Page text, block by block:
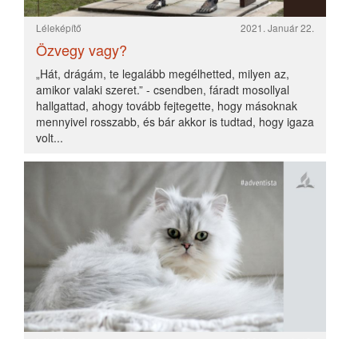
2021. Január 18.
A látszat néha csal
Gombaszedés szezonja volt. Fiatal pár szívesen sétált
az erdőben és örömmel szedték a friss gombát. Mivel
jól ismerték a gombafajtákat sokféle ehető gombát
találtak.